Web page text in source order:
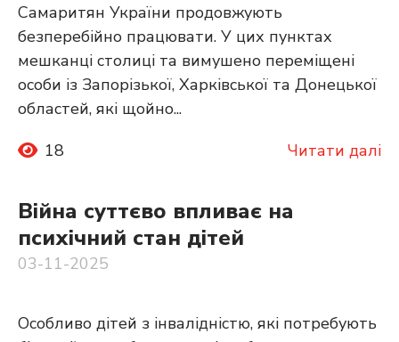
Самаритян України продовжують
безперебійно працювати. У цих пунктах
мешканці столиці та вимушено переміщені
особи із Запорізької, Харківської та Донецької
областей, які щойно...
18
Читати далі
Війна суттєво впливає на
психічний стан дітей
03-11-2025
Особливо дітей з інвалідністю, які потребують